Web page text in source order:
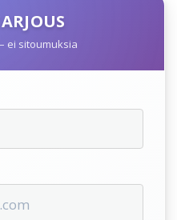
ei sitoumuksia